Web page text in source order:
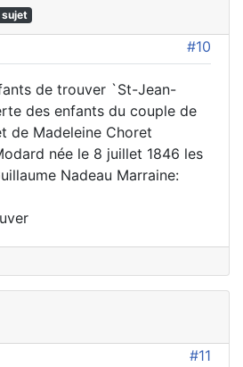
sujet
#10
de trouver `St-Jean-
des enfants du couple de
de Madeleine Choret
née le 8 juillet 1846 les
Nadeau Marraine:
#11